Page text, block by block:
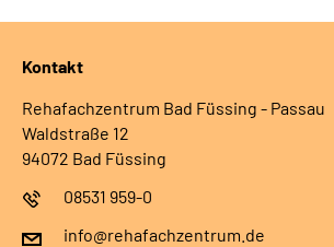
Kontakt
Rehafachzentrum Bad Füssing - Passau
Waldstraße 12
94072 Bad Füssing
08531 959-0
info@rehafachzentrum.de